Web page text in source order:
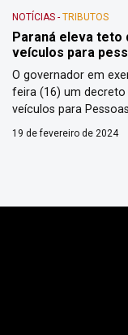
NOTÍCIAS - TRIBUTOS
Paraná eleva teto
veículos para
O governador em
feira (16) um
veículos para
regra aumenta para
19 de fevereiro de 2024